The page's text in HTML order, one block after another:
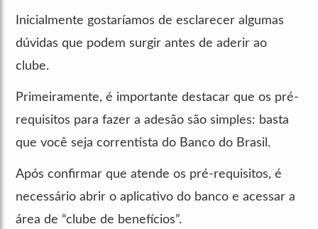
Inicialmente gostaríamos de esclarecer algumas
dúvidas que podem surgir antes de aderir ao
clube.
Primeiramente, é importante destacar que os pré-
requisitos para fazer a adesão são simples: basta
que você seja correntista do Banco do Brasil.
Após confirmar que atende os pré-requisitos, é
necessário abrir o aplicativo do banco e acessar a
área de “clube de benefícios”.